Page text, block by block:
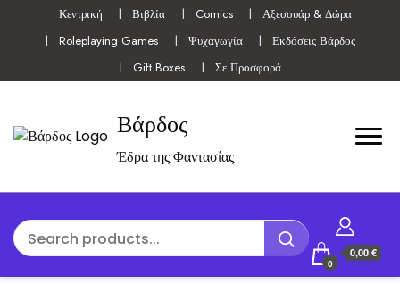
Κεντρική Βιβλία Comics
Αξεσουάρ & Δώρα
Roleplaying Games
Ψυχαγωγία
Εκδόσεις Βάρδος
Gift Boxes
Σε Προσφορά
Βάρδος
Έδρα της Φαντασίας
0
0,00 €